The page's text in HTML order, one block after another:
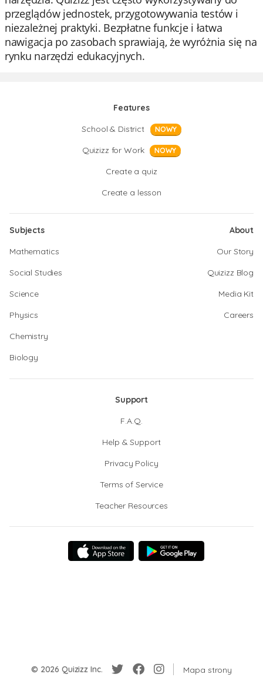
przeglądów jednostek, przygotowywania testów i
niezależnej praktyki. Bezpłatne funkcje i łatwa
nawigacja po zasobach sprawiają, że wyróżnia się na
rynku narzędzi edukacyjnych.
Features
School & District
NOWY
Quizizz for Work NOWY
Create a quiz
Create a lesson
Subjects
Mathematics
Social Studies
Science
Physics
Chemistry
Biology
About
Our Story
Quizizz Blog
Media Kit
Careers
Support
F.A.Q.
Help & Support
Privacy Policy
Terms of Service
Teacher Resources
© 2026 Quizizz Inc. Mapa strony